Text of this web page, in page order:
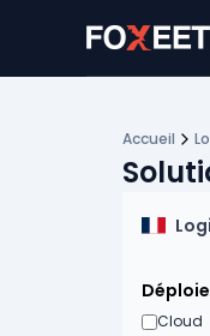
Accueil
Cloud